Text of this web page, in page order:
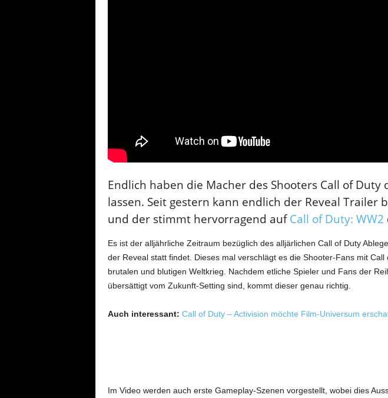
Endlich haben die Macher des Shooters Call of Duty
lassen. Seit gestern kann endlich der Reveal Trailer
und der stimmt hervorragend aufCall of Duty: WW2
Es ist der alljährliche Zeitraum bezüglich des alljärlichen Call of Duty
der Reveal statt findet. Dieses mal verschlägt es die Shooter-Fans mit Call
brutalen und blutigen Weltkrieg. Nachdem etliche Spieler und Fans der
übersättigt vom Zukunft-Setting sind, kommt dieser genau richtig.
Auch interessant: Call of Duty – Activision möchte Film-Universum
Im Video werden auch erste Gameplay-Szenen vorgestellt, wobei dies